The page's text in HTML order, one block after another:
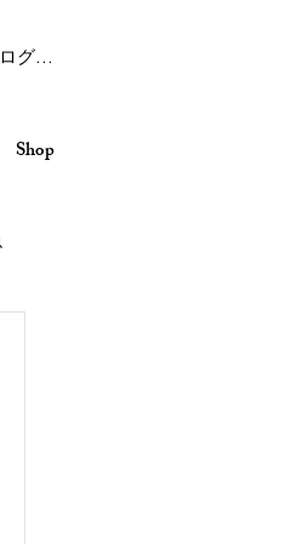
ログイン
Shop